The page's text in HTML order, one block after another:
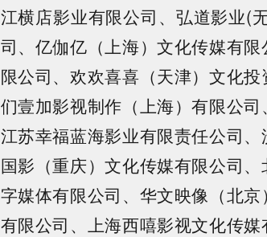
江横店影业有限公司、弘道影业(
司、亿伽亿（上海）文化传媒有
限公司、欢欢喜喜（天津）文化
们壹加影视制作（上海）有限公司
江苏幸福蓝海影业有限责任公司
国影（重庆）文化传媒有限公司
字媒体有限公司、华文映像（北
有限公司、上海西嘻影视文化传媒